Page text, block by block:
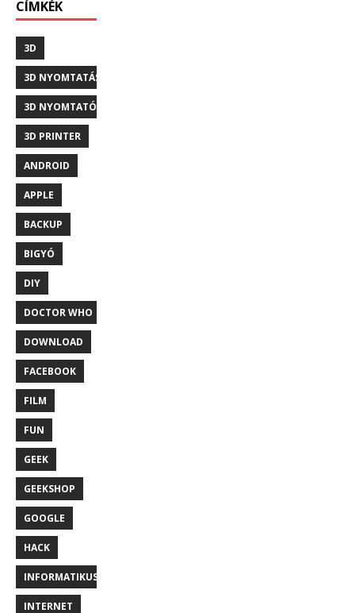
CÍMKÉK
3D
3D NYOMTATÁS
3D NYOMTATÓ
3D PRINTER
ANDROID
APPLE
BACKUP
BIGYÓ
DIY
DOCTOR WHO
DOWNLOAD
FACEBOOK
FILM
FUN
GEEK
GEEKSHOP
GOOGLE
HACK
INFORMATIKUS
INTERNET